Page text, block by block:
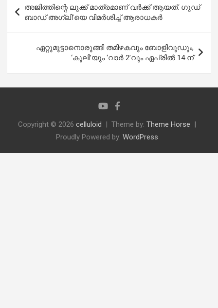
navigation
അജിത്തിന്റെ ലുക്ക് മാത്രമാണ് വർക്ക് ആയത്. ഗുഡ്
ബാഡ് അഗ്ലി’യെ വിമർശിച്ച് ആരാധകർ
ഏറ്റുമുട്ടാനൊരുങ്ങി തമിഴകവും ബോളിവുഡും,
‘കൂലി’യും ‘വാർ 2’വും ഏപ്രിൽ 14 ന്
Copyright © 2026 celluloid Theme by: Theme Horse
Proudly Powered by: WordPress